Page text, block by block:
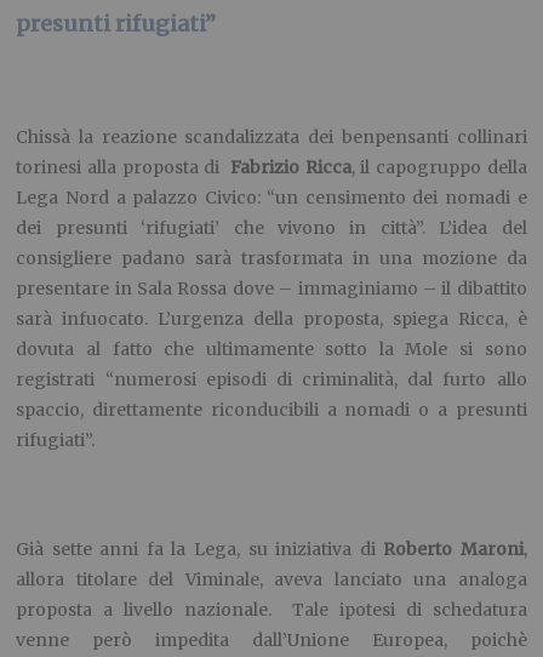
presunti rifugiati”
Chissà la reazione scandalizzata dei benpensanti collinari
torinesi alla proposta di Fabrizio Ricca, il capogruppo della
Lega Nord a palazzo Civico: “un censimento dei nomadi e
dei presunti ‘rifugiati’ che vivono in città”. L’idea del
consigliere padano sarà trasformata in una mozione da
presentare in Sala Rossa dove – immaginiamo – il dibattito
sarà infuocato. L’urgenza della proposta, spiega Ricca, è
dovuta al fatto che ultimamente sotto la Mole si sono
registrati “numerosi episodi di criminalità, dal furto allo
spaccio, direttamente riconducibili a nomadi o a presunti
rifugiati”.
Già sette anni fa la Lega, su iniziativa di Roberto Maroni,
allora titolare del Viminale, aveva lanciato una analoga
proposta a livello nazionale. Tale ipotesi di schedatura
venne però impedita dall’Unione Europea, poichè